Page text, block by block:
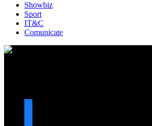
Showbiz
Sport
IT&C
Comunicate